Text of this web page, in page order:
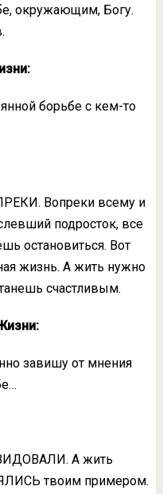
окружающим, Богу.
борьбе с кем-то
Вопреки всему и
подросток, все
остановиться. Вот
жизнь. А жить нужно
счастливым.
завишу от мнения
А жить
твоим примером.